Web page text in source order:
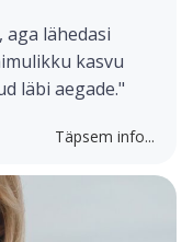
lähedasi
kasvu
läbi aegade."
Täpsem info...